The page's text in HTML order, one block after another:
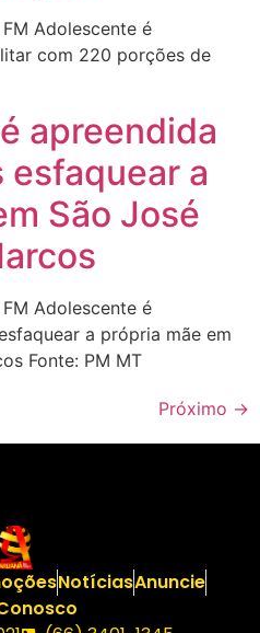
Adolescente é
com 220 porções de
apreendida
esfaquear a
São José
Adolescente é
a própria mãe em
Fonte: PM MT
Próximo →
NotíciasAnuncie